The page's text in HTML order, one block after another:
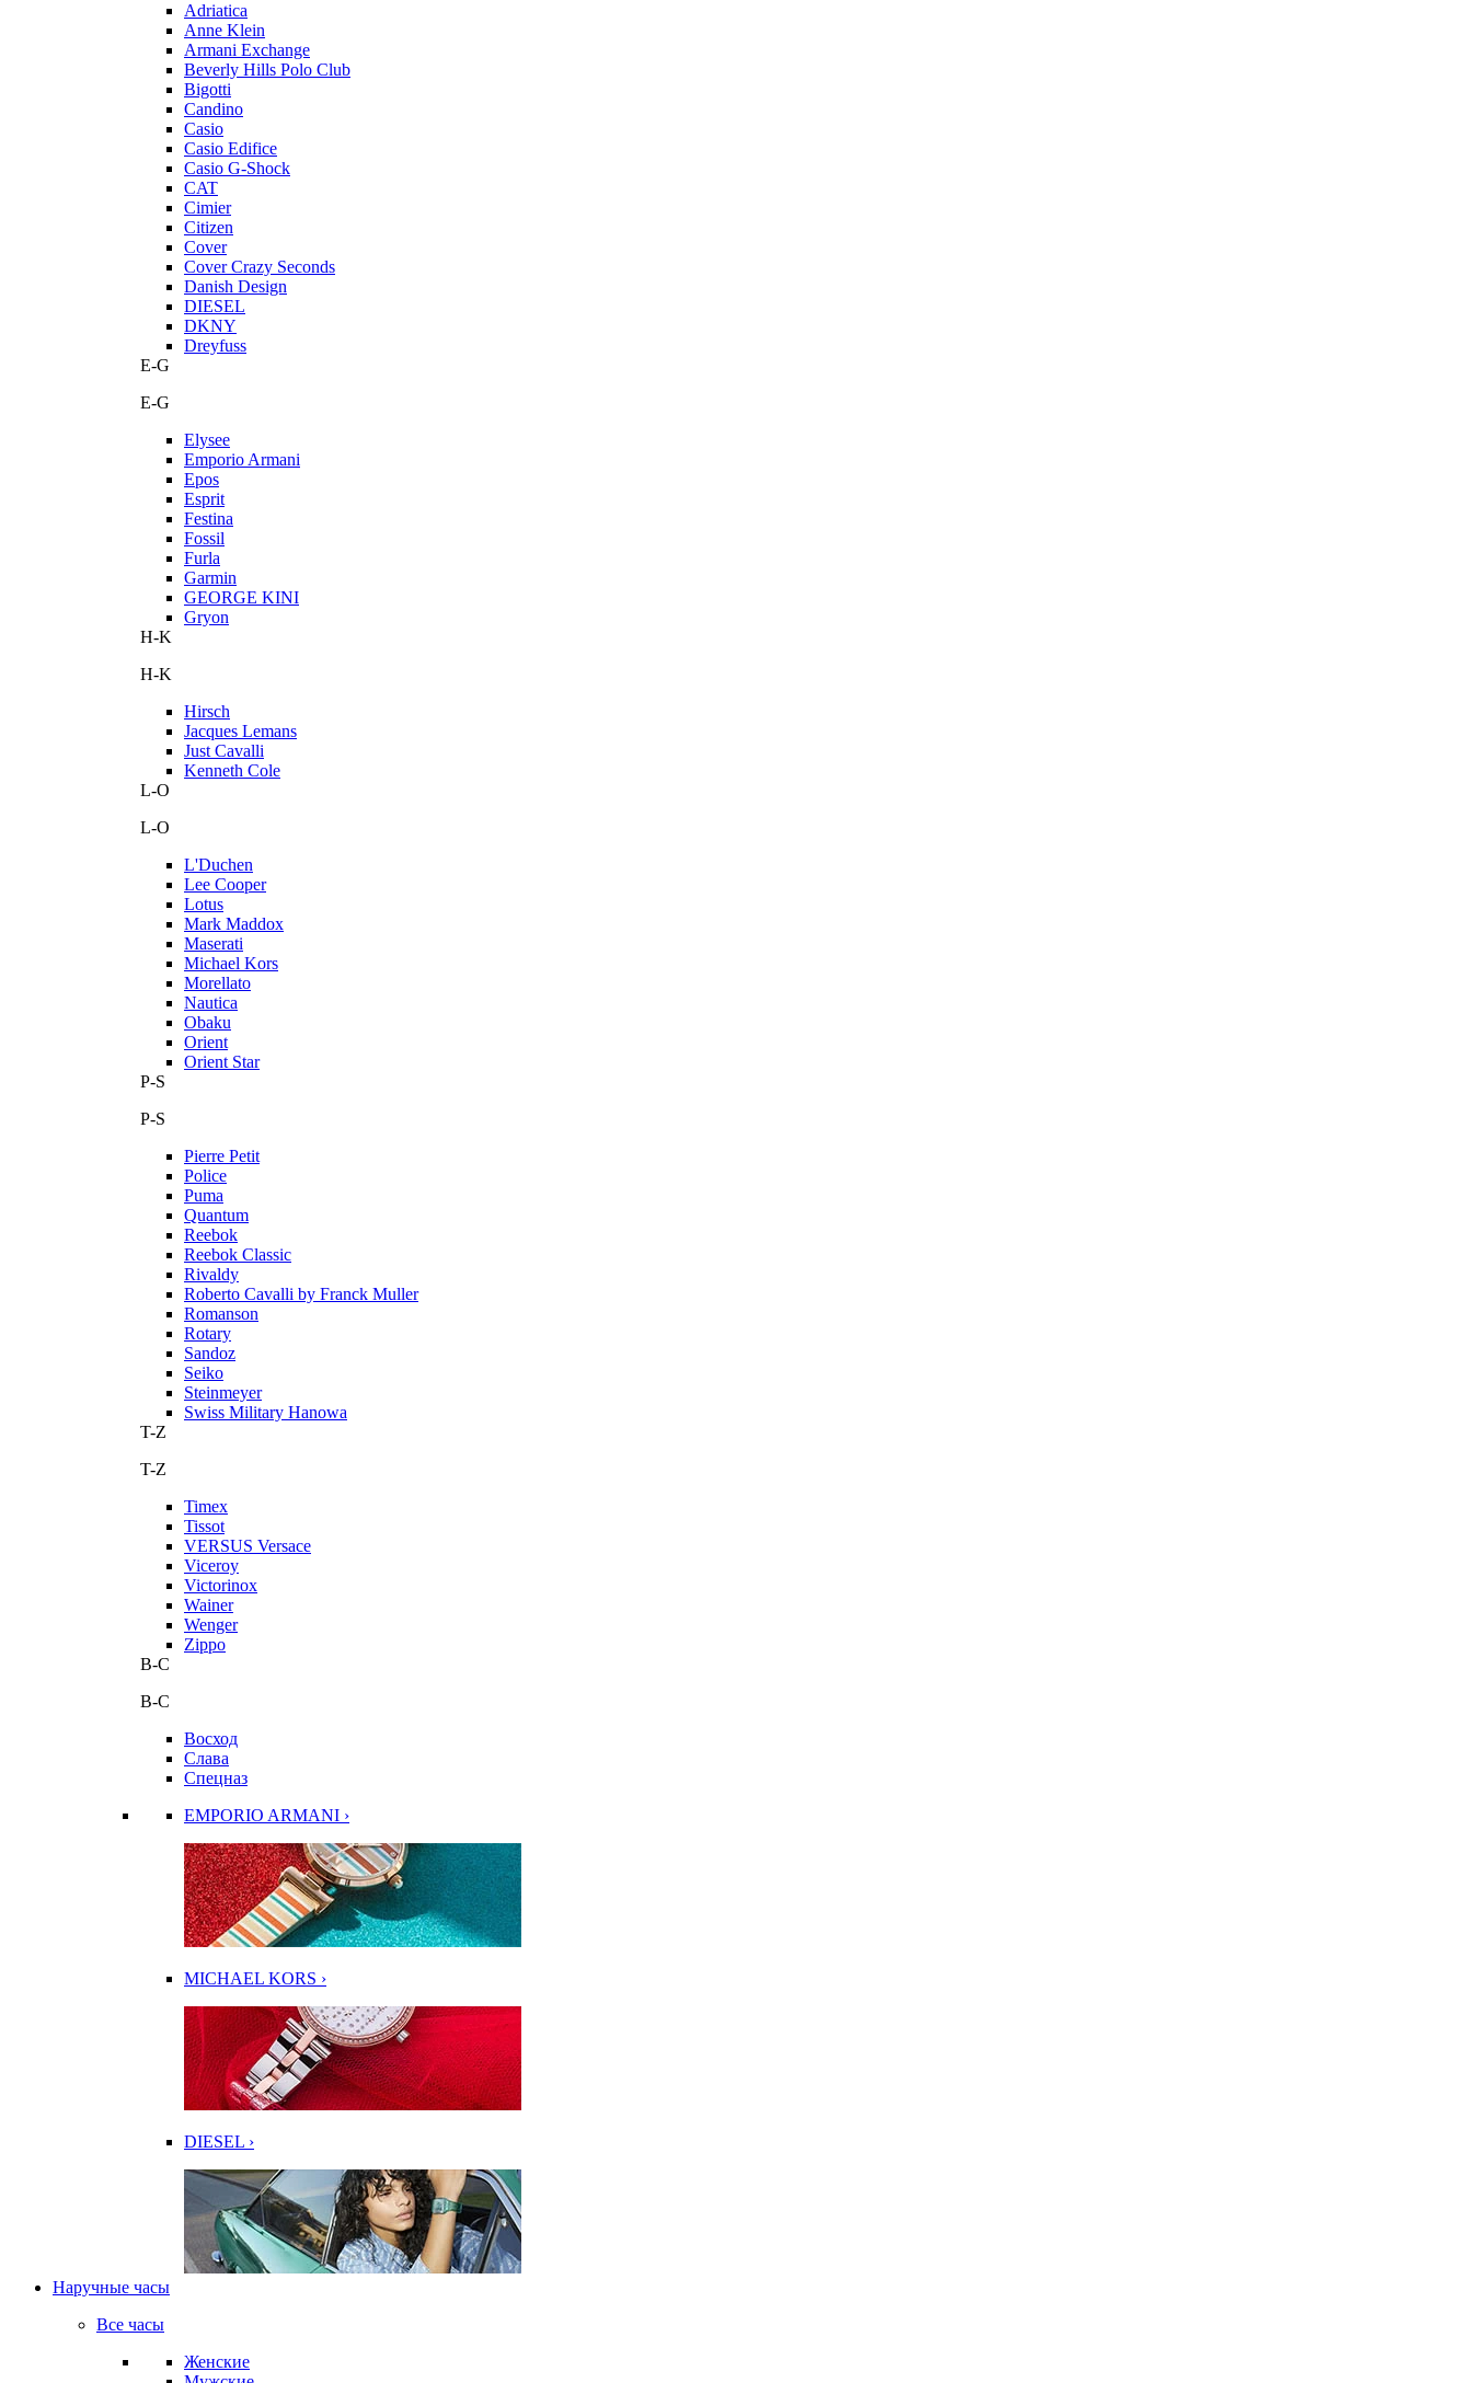
Adriatica
Anne Klein
Armani Exchange
Beverly Hills Polo Club
Bigotti
Candino
Casio
Casio Edifice
Casio G-Shock
CAT
Cimier
Citizen
Cover
Cover Crazy Seconds
Danish Design
DIESEL
DKNY
Dreyfuss
E-G
E-G
Elysee
Emporio Armani
Epos
Esprit
Festina
Fossil
Furla
Garmin
GEORGE KINI
Gryon
H-K
H-K
Hirsch
Jacques Lemans
Just Cavalli
Kenneth Cole
L-O
L-O
L'Duchen
Lee Cooper
Lotus
Mark Maddox
Maserati
Michael Kors
Morellato
Nautica
Obaku
Orient
Orient Star
P-S
P-S
Pierre Petit
Police
Puma
Quantum
Reebok
Reebok Classic
Rivaldy
Roberto Cavalli by Franck Muller
Romanson
Rotary
Sandoz
Seiko
Steinmeyer
Swiss Military Hanowa
T-Z
T-Z
Timex
Tissot
VERSUS Versace
Viceroy
Victorinox
Wainer
Wenger
Zippo
В-С
В-С
Восход
Слава
Спецназ
EMPORIO ARMANI ›
MICHAEL KORS ›
DIESEL ›
Наручные часы
Все часы
Женские